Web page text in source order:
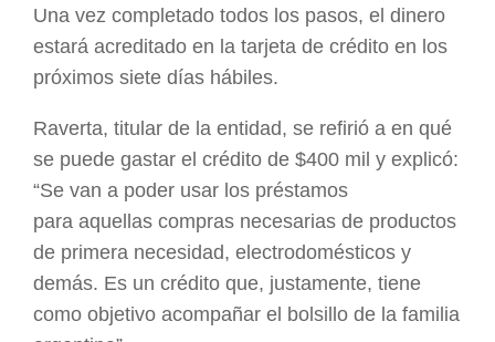
Una vez completado todos los pasos, el dinero
estará acreditado en la tarjeta de crédito en los
próximos siete días hábiles.
Raverta, titular de la entidad, se refirió a en qué
se puede gastar el crédito de $400 mil y explicó:
“Se van a poder usar los préstamos
para aquellas compras necesarias de productos
de primera necesidad, electrodomésticos y
demás. Es un crédito que, justamente, tiene
como objetivo acompañar el bolsillo de la familia